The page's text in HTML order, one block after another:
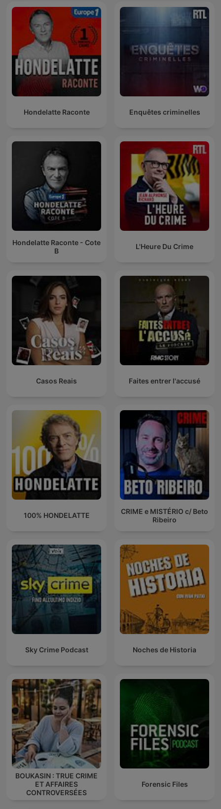
Hondelatte Raconte Enquêtes criminelles
Hondelatte Raconte - Cote
B
L'Heure Du Crime
Casos Reais Faites entrer l'accusé
100% HONDELATTE
CRIME e MISTÉRIO c/ Beto
Ribeiro
Sky Crime Podcast Noches de Historia
BOUKASIN : TRUE CRIME
ET AFFAIRES
CONTROVERSÉES
Forensic Files